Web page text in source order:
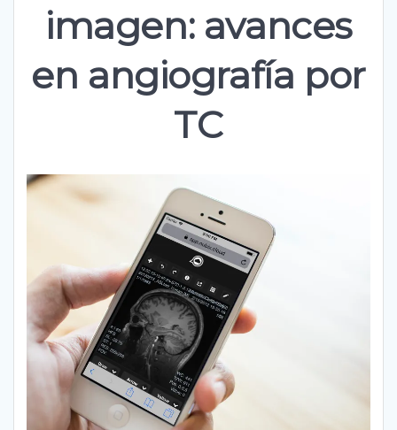
imagen: avances
en angiografía por
TC